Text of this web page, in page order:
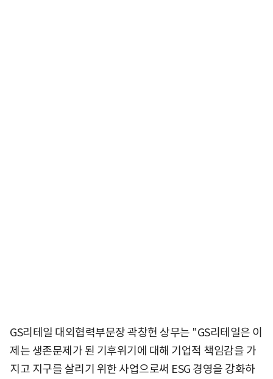
GS리테일 대외협력부문장 곽창헌 상무는 "GS리테일은 이
제는 생존문제가 된 기후위기에 대해 기업적 책임감을 가
지고 지구를 살리기 위한 사업으로써 ESG 경영을 강화하